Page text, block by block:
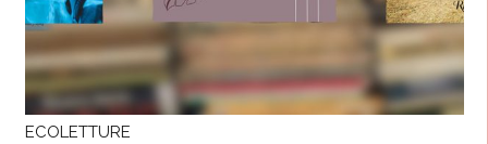
ECOLETTURE